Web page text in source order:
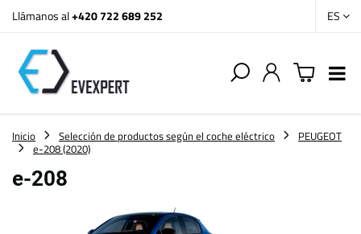
Llámanos al+420 722 689 252 ES
Inicio Selección de productos según el coche eléctrico
PEUGEOT
e-208 (2020)
e-208